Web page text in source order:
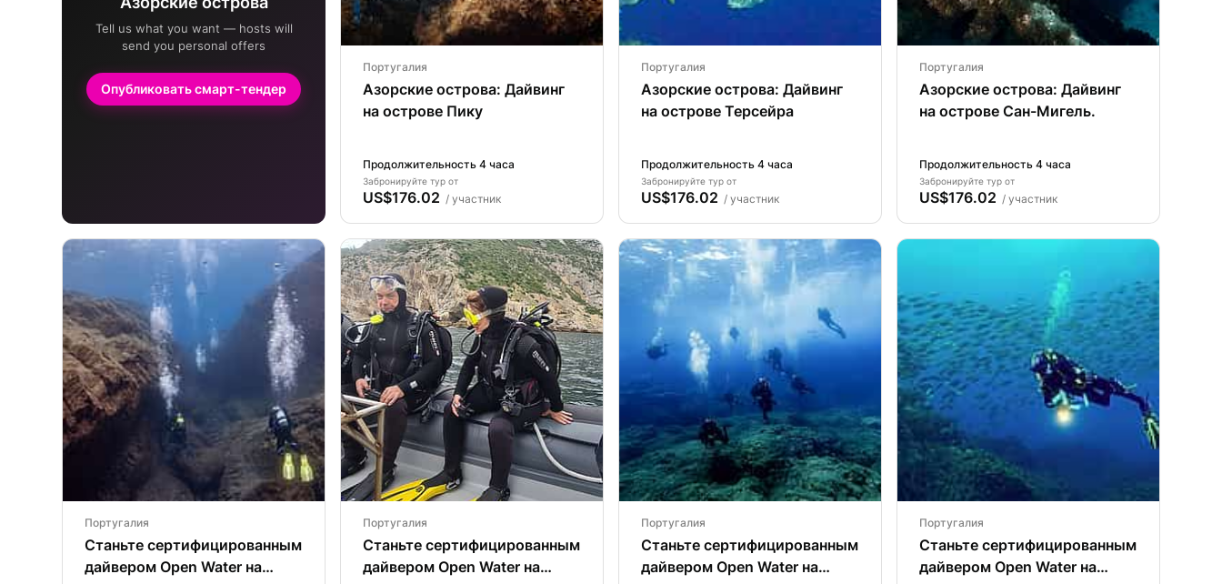
Tell us what you want — hosts will
send you personal offers
Опубликовать смарт-тендер
Португалия
Азорские острова: Дайвинг
на острове Пику
Продолжительность 4 часа
Забронируйте тур от
US$176.02 / участник
Португалия
Азорские острова: Дайвинг
на острове Терсейра
Продолжительность 4 часа
Забронируйте тур от
US$176.02 / участник
Португалия
Азорские острова: Дайвинг
на острове Сан-Мигель.
Продолжительность 4 часа
Забронируйте тур от
US$176.02 / участник
Португалия
Станьте сертифицированным
дайвером Open Water на
Португалия
Станьте сертифицированным
дайвером Open Water на
Португалия
Станьте сертифицированным
дайвером Open Water на
Португалия
Станьте сертифицированным
дайвером Open Water на